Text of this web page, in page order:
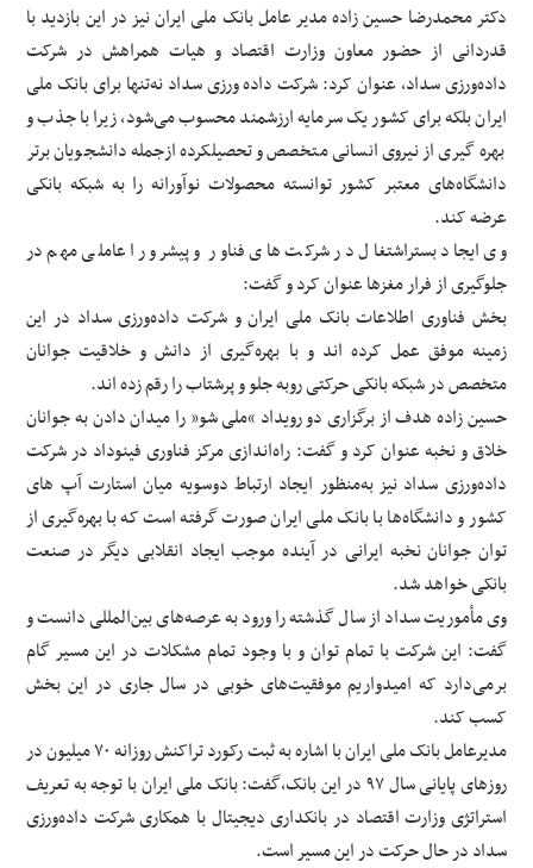
دکتر محمدرضا حسین زاده مدیر عامل بانک ملی ایران نیز در این بازدید با
قدردانی از حضور معاون وزارت اقتصاد و هیات همراهش در شرکت
داده‌ورزی سداد، عنوان کرد: شرکت داده ورزی سداد نه‌تنها برای بانک ملی
ایران بلکه برای کشور یک سرمایه ارزشمند محسوب می‌شود، زیرا با جذب و
بهره گیری از نیروی انسانی متخصص و تحصیلکرده ازجمله دانشجویان برتر
دانشگاه‌های معتبر کشور توانسته محصولات نوآورانه را به شبکه بانکی
عرضه کند.
وی ایجاد بستراشتغال در شرکت های فناور و پیشرو را عاملی مهم در
جلوگیری از فرار مغزها عنوان کرد و گفت:
بخش فناوری اطلاعات بانک ملی ایران و شرکت داده‌ورزی سداد در این
زمینه موفق عمل کرده اند و با بهره‌گیری از دانش و خلاقیت جوانان
متخصص در شبکه بانکی حرکتی روبه جلو و پرشتاب را رقم زده اند.
حسین زاده هدف از برگزاری دو رویداد “ملی شو” را میدان دادن به جوانان
خلاق و نخبه عنوان کرد و گفت: راه‌اندازی مرکز فناوری فینوداد در شرکت
داده‌ورزی سداد نیز به‌منظور ایجاد ارتباط دوسویه میان استارت آپ های
کشور و دانشگاه‌ها با بانک ملی ایران صورت گرفته است که با بهره‌گیری از
توان جوانان نخبه ایرانی در آینده موجب ایجاد انقلابی دیگر در صنعت
بانکی خواهد شد.
وی مأموریت سداد از سال گذشته را ورود به عرصه‌های بین‌المللی دانست و
گفت: این شرکت با تمام توان و با وجود تمام مشکلات در این مسیر گام
برمی‌دارد که امیدواریم موفقیت‌های خوبی در سال جاری در این بخش
کسب کند.
مدیرعامل بانک ملی ایران با اشاره به ثبت رکورد تراکنش روزانه ۷۰ میلیون در
روزهای پایانی سال ۹۷ در این بانک،گفت: بانک ملی ایران با توجه به تعریف
استراتژی وزارت اقتصاد در بانکداری دیجیتال با همکاری شرکت داده‌ورزی
سداد در حال حرکت در این مسیر است.